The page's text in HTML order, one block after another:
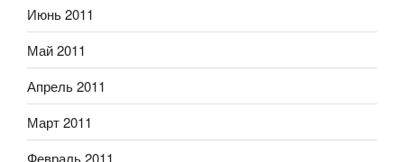
Июнь 2011
Май 2011
Апрель 2011
Март 2011
Февраль 2011